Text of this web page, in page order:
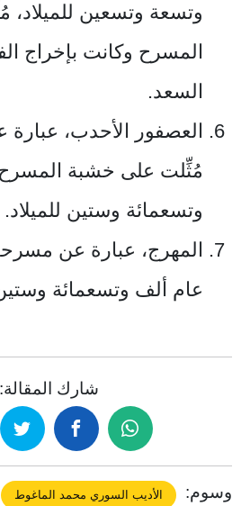
وتسعة وتسعين
المسرح وكانت بإخراج
السعد.
العصفور الأحدب،
مُثِّلت على خشبة
وتسعمائة وستين للميلاد.
المهرج، عبارة عن
عام ألف وتسعمائة وستين
شارك المقالة:
وسوم: الأديب السوري محمد الماغوط